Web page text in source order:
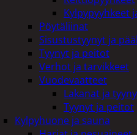
Kylpypyyhkeet
Pöytäliinat
Sisustustyynyt ja
Tyynyt ja peitot
Verhot ja tarvikkeet
Vuodevaatteet
Lakanat ja
Tyynyt ja peitot
Kylpyhuone ja sauna